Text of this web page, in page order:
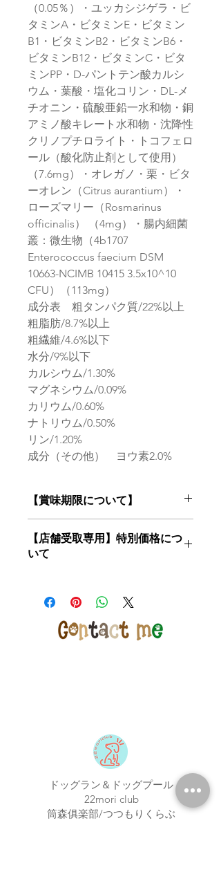
（0.05％）・ユッカシジゲラ・ビ
タミンA・ビタミンE・ビタミン
B1・ビタミンB2・ビタミンB6・
ビタミンB12・ビタミンC・ビタ
ミンPP・D-パントテン酸カルシ
ウム・葉酸・塩化コリン・DL-メ
チオニン・硫酸亜鉛一水和物・銅
アミノ酸キレート水和物・沈降性
クリノプチロライト・トコフェロ
ール（酸化防止剤として使用）
（7.6mg）・オレガノ・栗・ビタ
ーオレン（Citrus aurantium）・
ローズマリー（Rosmarinus
officinalis） （4mg）・腸内細菌
叢：微生物（4b1707
Enterococcus faecium DSM
10663-NCIMB 10415 3.5x10^10
CFU）（113mg）
成分表 粗タンパク質/22%以上
粗脂肪/8.7%以上
粗繊維/4.6%以下
水分/9%以下
カルシウム/1.30%
マグネシウム/0.09%
カリウム/0.60%
ナトリウム/0.50%
リン/1.20%
成分（その他） ヨウ素2.0%
【賞味期限について】
当店はお客様にご注文を頂いてからメ
ーカー最新ロットの商品をお届けいた
【店舗受取専用】特別価格につ
いて
望のお客様はカートで「店舗受取」を
ご選択ください
※店舗受取特別価格で通常発送をご選
択いただいた場合はご注文の修正また
後する場合もございますが、特別な理
由がない限り上記納期以内とお考え下
また、当店在庫はメーカー国内在庫と
リンクいたしておりますが、タイミン
グにより売り切れる場合もございます
ドッグラン＆ドッグプール
22mori club
筒森俱楽部/つつもりくらぶ